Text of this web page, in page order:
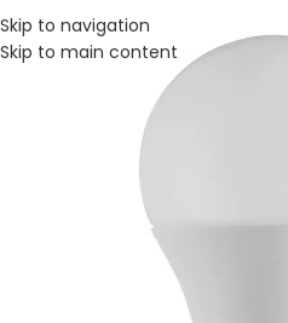
Skip to navigation
Skip to main content